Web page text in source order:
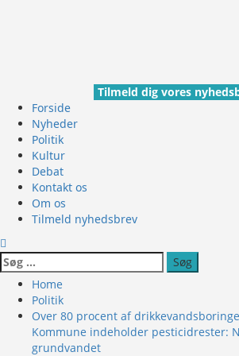
Tilmeld dig vores
Primary
Menu
Forside
Nyheder
Politik
Kultur
Debat
Kontakt os
Om os
Tilmeld nyhedsbrev
Søg
efter:
Home
Politik
Over 80 procent af
Kommune indeholder pesticidrester:
grundvandet